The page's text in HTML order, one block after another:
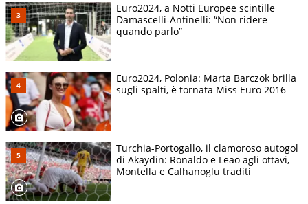
Euro2024, a Notti Europee scintille
Damascelli-Antinelli: “Non ridere
quando parlo”
Euro2024, Polonia: Marta Barczok brilla
sugli spalti, è tornata Miss Euro 2016
Turchia-Portogallo, il clamoroso autogol
di Akaydin: Ronaldo e Leao agli ottavi,
Montella e Calhanoglu traditi